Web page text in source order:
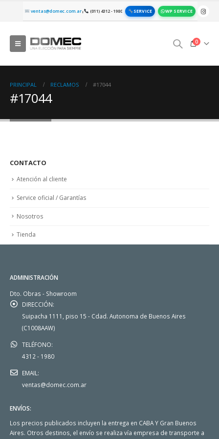
ventas@domec.com.ar| (011) 4312 - 1980 SERVICE WP SERVICE
0
PRINCIPAL RECLAMOS #17044
#17044
CONTACTO
Atención al cliente
Service oficial / Garantías
Nosotros
Tienda
ADMINISTRACIÓN
Dto. Obras - Showroom
DIRECCIÓN:
Suipacha 1111, piso 15 - Cdad. Autonoma de Buenos Aires
(C1008AAW)
TELÉFONO:
4312 - 1980
EMAIL:
ventas@domec.com.ar
ENVÍOS:
Los precios publicados incluyen la entrega en CABA Y Gran Buenos
Aires. Otros destinos, el envío se realiza vía empresa de transporte a